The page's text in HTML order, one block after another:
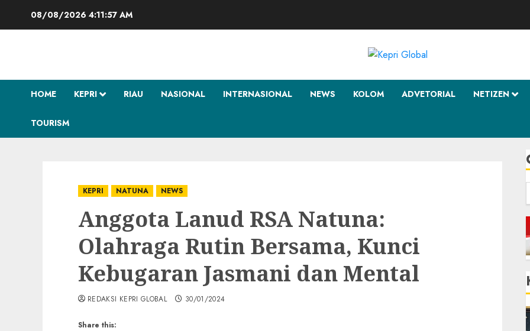
08/08/2026 4:11:58 AM
HOME KEPRI RIAU NASIONAL INTERNASIONAL NEWS KOLOM ADVETORIAL NETIZEN
TOURISM
KEPRI NATUNA NEWS
Anggota Lanud RSA Natuna:
Olahraga Rutin Bersama, Kunci
Kebugaran Jasmani dan Mental
Share this:
REDAKSI KEPRI GLOBAL 30/01/2024